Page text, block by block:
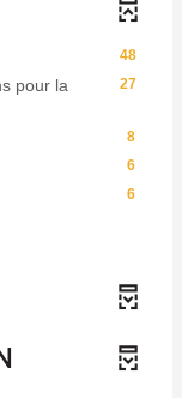
48
27
pour la
8
6
6